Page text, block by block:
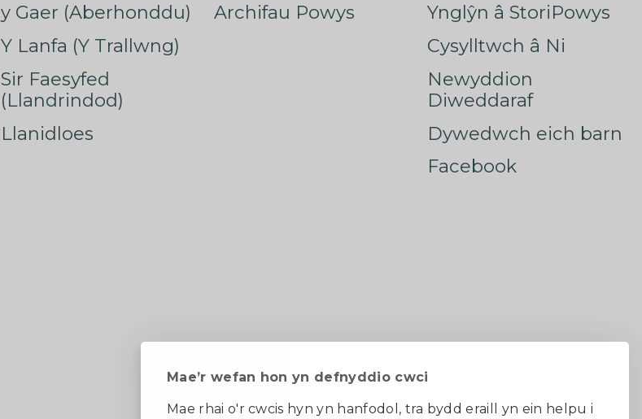
Mae’r wefan hon yn defnyddio cwci
Mae rhai o'r cwcis hyn yn hanfodol, tra bydd eraill yn ein helpu i
y Gaer (Aberhonddu)
Y Lanfa (Y Trallwng)
Sir Faesyfed
(Llandrindod)
Llanidloes
Archifau Powys
Ynglŷn â StoriPowys
Cysylltwch â Ni
Newyddion
Diweddaraf
Dywedwch eich barn
Facebook